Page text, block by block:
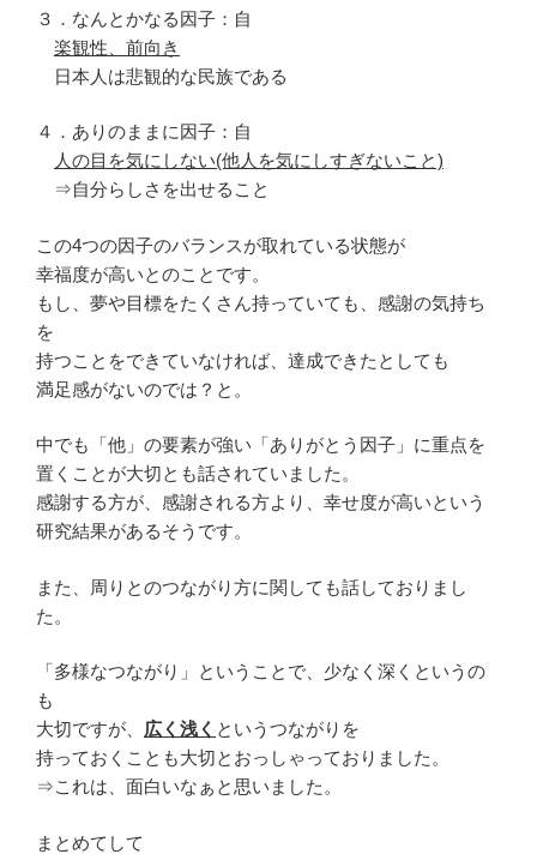
３．なんとかなる因子：自
楽観性、前向き
日本人は悲観的な民族である
４．ありのままに因子：自
人の目を気にしない(他人を気にしすぎないこと)
⇒自分らしさを出せること
この4つの因子のバランスが取れている状態が
幸福度が高いとのことです。
もし、夢や目標をたくさん持っていても、感謝の気持ち
を
持つことをできていなければ、達成できたとしても
満足感がないのでは？と。
中でも「他」の要素が強い「ありがとう因子」に重点を
置くことが大切とも話されていました。
感謝する方が、感謝される方より、幸せ度が高いという
研究結果があるそうです。
また、周りとのつながり方に関しても話しておりまし
た。
「多様なつながり」ということで、少なく深くというの
も
大切ですが、 広く浅く というつながりを
持っておくことも大切とおっしゃっておりました。
⇒これは、面白いなぁと思いました。
まとめてして